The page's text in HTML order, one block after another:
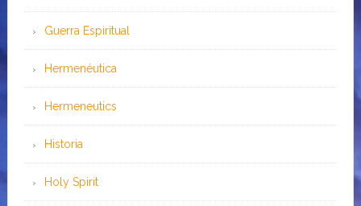
Guerra Espiritual
Hermenéutica
Hermeneutics
Historia
Holy Spirit